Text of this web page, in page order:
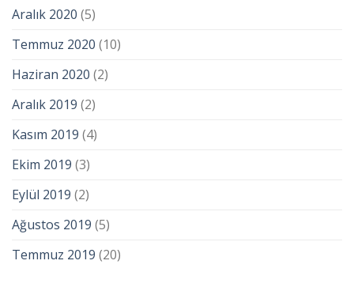
Aralık 2020 (5)
Temmuz 2020 (10)
Haziran 2020 (2)
Aralık 2019 (2)
Kasım 2019 (4)
Ekim 2019 (3)
Eylül 2019 (2)
Ağustos 2019 (5)
Temmuz 2019 (20)